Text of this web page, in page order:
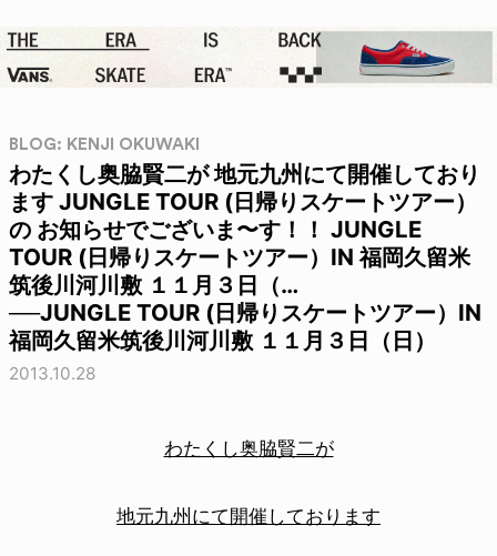
BLOG: KENJI OKUWAKI
わたくし奥脇賢二が 地元九州にて開催しており
ます JUNGLE TOUR (日帰りスケートツアー）
の お知らせでございま〜す！！ JUNGLE
TOUR (日帰りスケートツアー）IN 福岡久留米
筑後川河川敷 １１月３日（…
──JUNGLE TOUR (日帰りスケートツアー）IN
福岡久留米筑後川河川敷 １１月３日（日）
2013.10.28
わたくし奥脇賢二が
地元九州にて開催しております